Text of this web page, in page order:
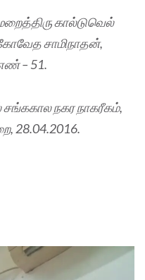
கால்டுவெல்
சாமிநாதன்,
– 51.
நகர நாகரீகம்,
28.04.2016.